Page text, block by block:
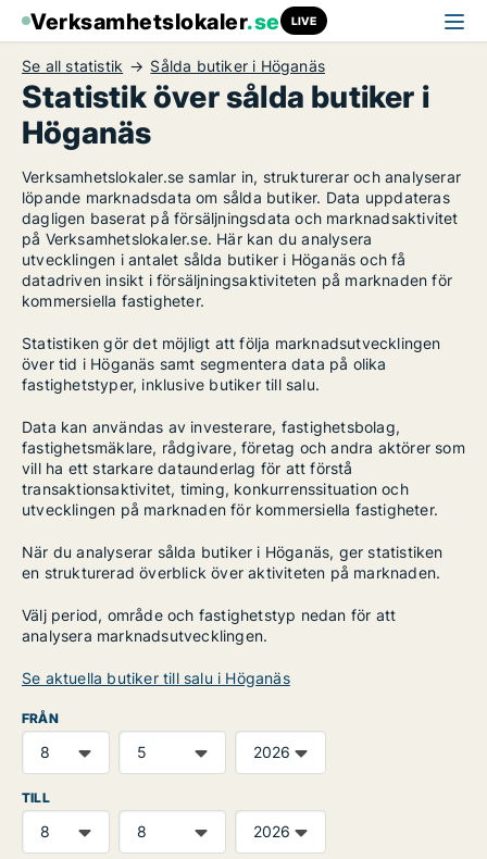
Verksamhetslokaler.se LIVE
Se all statistik Sålda butiker i Höganäs
Statistik över sålda butiker i
Höganäs
Verksamhetslokaler.se samlar in, strukturerar och analyserar
löpande marknadsdata om sålda butiker. Data uppdateras
dagligen baserat på försäljningsdata och marknadsaktivitet
på Verksamhetslokaler.se. Här kan du analysera
utvecklingen i antalet sålda butiker i Höganäs och få
datadriven insikt i försäljningsaktiviteten på marknaden för
kommersiella fastigheter.
Statistiken gör det möjligt att följa marknadsutvecklingen
över tid i Höganäs samt segmentera data på olika
fastighetstyper, inklusive butiker till salu.
Data kan användas av investerare, fastighetsbolag,
fastighetsmäklare, rådgivare, företag och andra aktörer som
vill ha ett starkare dataunderlag för att förstå
transaktionsaktivitet, timing, konkurrenssituation och
utvecklingen på marknaden för kommersiella fastigheter.
När du analyserar sålda butiker i Höganäs, ger statistiken
en strukturerad överblick över aktiviteten på marknaden.
Välj period, område och fastighetstyp nedan för att
analysera marknadsutvecklingen.
Se aktuella butiker till salu i Höganäs
FRÅN
TILL